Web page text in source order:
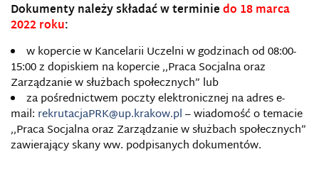
Dokumenty należy składać w terminiedo 18 marca
2022 roku:
w kopercie w Kancelarii Uczelni w godzinach od 08:00-
15:00 z dopiskiem na kopercie ,,Praca Socjalna oraz
Zarządzanie w służbach społecznych” lub
za pośrednictwem poczty elektronicznej na adres e-
mail: rekrutacjaPRK@up.krakow.pl– wiadomość o temacie
,,Praca Socjalna oraz Zarządzanie w służbach społecznych”
zawierający skany ww. podpisanych dokumentów.